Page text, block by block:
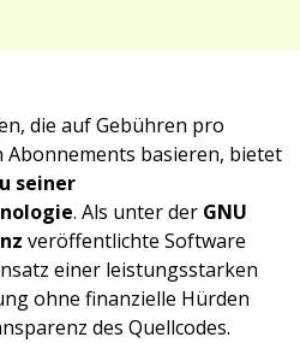
die auf Gebühren pro
basieren, bietet
seiner
. Als unter der GNU
veröffentlichte Software
einer leistungsstarken
ohne finanzielle Hürden
des Quellcodes.